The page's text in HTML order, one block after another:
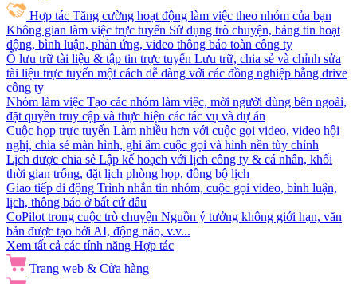
Hợp tác Tăng cường hoạt động làm việc theo nhóm của bạn
Không gian làm việc trực tuyến Sử dụng trò chuyện, bảng tin hoạt
động, bình luận, phản ứng, video thông báo toàn công ty
Ổ lưu trữ tài liệu & tập tin trực tuyến Lưu trữ, chia sẻ và chỉnh sửa
tài liệu trực tuyến một cách dễ dàng với các đồng nghiệp bằng drive
công ty
Nhóm làm việc Tạo các nhóm làm việc, mời người dùng bên ngoài,
đặt quyền truy cập và thực hiện các tác vụ và dự án
Cuộc họp trực tuyến Làm nhiều hơn với cuộc gọi video, video hội
nghị, chia sẻ màn hình, ghi âm cuộc gọi và hình nền tùy chỉnh
Lịch được chia sẻ Lập kế hoạch với lịch công ty & cá nhân, khối
thời gian trống, đặt lịch phòng họp, đồng bộ lịch
Giao tiếp di động Trình nhắn tin nhóm, cuộc gọi video, bình luận,
lịch, thông báo ở bất cứ đâu
CoPilot trong cuộc trò chuyện Nguồn ý tưởng không giới hạn, văn
bản được tạo bởi AI, động não, v.v...
Xem tất cả các tính năng Hợp tác
Trang web & Cửa hàng